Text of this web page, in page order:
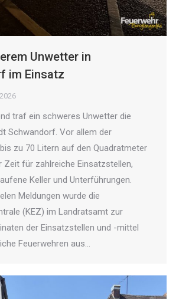
Unwetter in
im Einsatz
traf ein schweres Unwetter die
Schwandorf. Vor allem der
zu 70 Litern auf den Quadratmeter
Zeit für zahlreiche Einsatzstellen,
Keller und Unterführungen.
Meldungen wurde die
(KEZ) im Landratsamt zur
der Einsatzstellen und -mittel
Feuerwehren aus…